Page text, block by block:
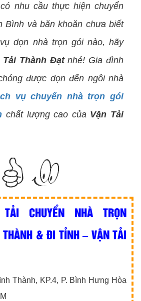
nhu cầu thực hiện chuyển
Bình và băn khoăn chưa biết
dọn nhà trọn gói nào, hãy
Tải Thành Đạtnhé! Gia đình
được dọn đến ngôi nhà
vụ chuyển nhà trọn gói
chất lượng cao của Vận Tải
CHUYỂN NHÀ TRỌN
THÀNH & ĐI TỈNH – VẬN TẢI
Thành, KP.4, P. Bình Hưng Hòa